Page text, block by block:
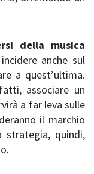
della musica
anche sul
a quest’ultima.
associare un
a far leva sulle
il marchio
strategia, quindi,